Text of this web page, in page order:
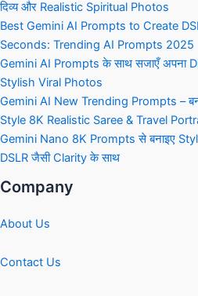
दिव्य और Realistic Spiritual Photos
Best Gemini AI Prompts to Create
Seconds: Trending AI Prompts 2025
Gemini AI Prompts के साथ सजाएँ अपना
Stylish Viral Photos
Gemini AI New Trending Prompts –
Style 8K Realistic Saree & Travel
Gemini Nano 8K Prompts से बनाइए
DSLR जैसी Clarity के साथ
Company
About Us
Contact Us